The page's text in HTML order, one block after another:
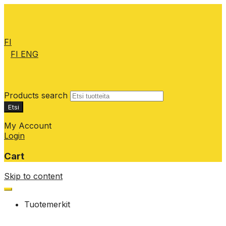
FI
FI ENG
Products search
Etsi
My Account
Login
Cart
Skip to content
Tuotemerkit